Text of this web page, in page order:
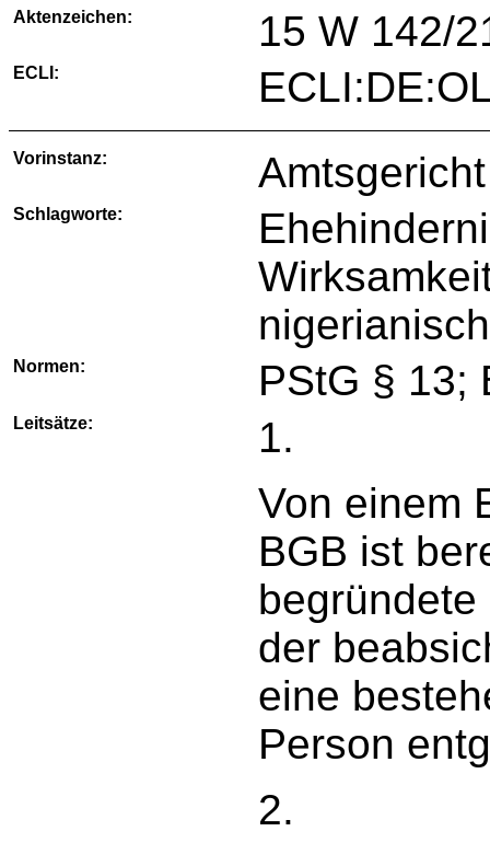
Aktenzeichen: 15 W 142/
ECLI:
Vorinstanz:
Schlagworte:
Normen: PStG § 13;
Leitsätze:
1.
Von einem
BGB ist
der
eine
Person
2.